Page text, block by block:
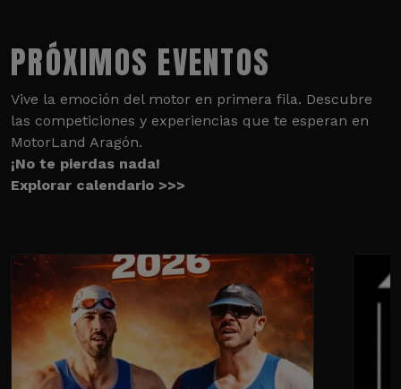
PRÓXIMOS EVENTOS
Vive la emoción del motor en primera fila. Descubre
las competiciones y experiencias que te esperan en
MotorLand Aragón.
¡No te pierdas nada!
Explorar calendario >>>